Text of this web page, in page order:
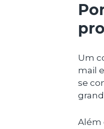
Um
mail
se
Além